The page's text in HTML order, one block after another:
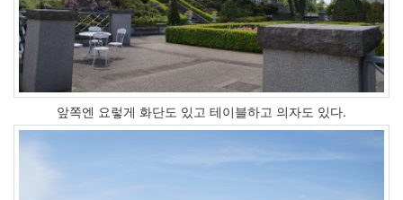
앞쪽엔 요렇게 화단도 있고 테이블하고 의자도 있다.